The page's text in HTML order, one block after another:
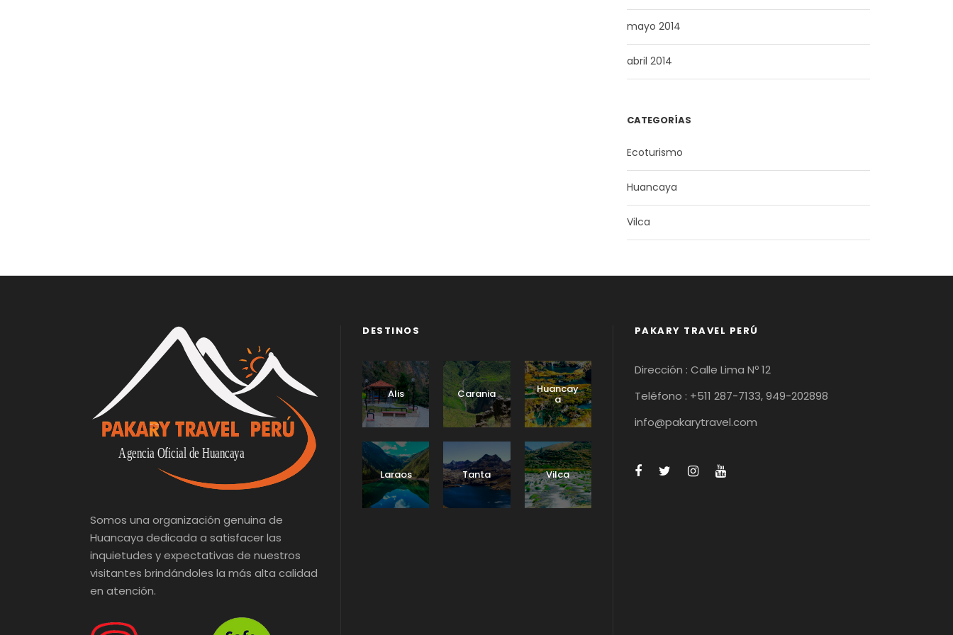
mayo 2014
abril 2014
CATEGORÍAS
Ecoturismo
Huancaya
Vilca
Somos una organización genuina de
Huancaya dedicada a satisfacer las
inquietudes y expectativas de nuestros
visitantes brindándoles la más alta calidad
en atención.
DESTINOS
Alis Carania Huancay
a
Laraos Tanta Vilca
PAKARY TRAVEL PERÚ
Dirección : Calle Lima Nº 12
Teléfono : +511 287-7133, 949-202898
info@pakarytravel.com